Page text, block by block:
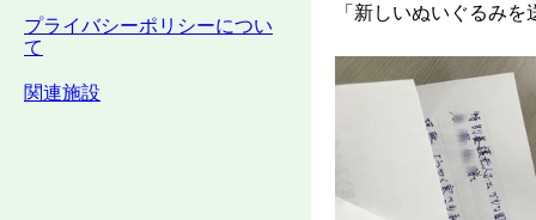
「新しいぬいぐるみ
プライバシーポリシーについ
て
関連施設